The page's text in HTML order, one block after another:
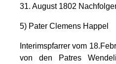
31. August 1802
5) Pater Clemens Happel
Interimspfarrer vom
von den Patres